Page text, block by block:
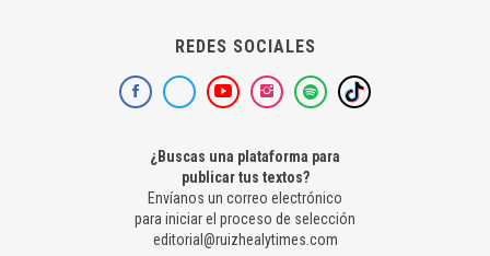
REDES SOCIALES
¿Buscas una plataforma para
publicar tus textos?
Envíanos un correo electrónico
para iniciar el proceso de selección
editorial@ruizhealytimes.com